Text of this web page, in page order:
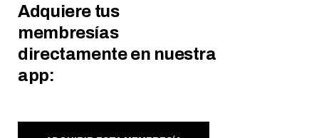
Adquiere tus
membresías
directamente en nuestra
app: